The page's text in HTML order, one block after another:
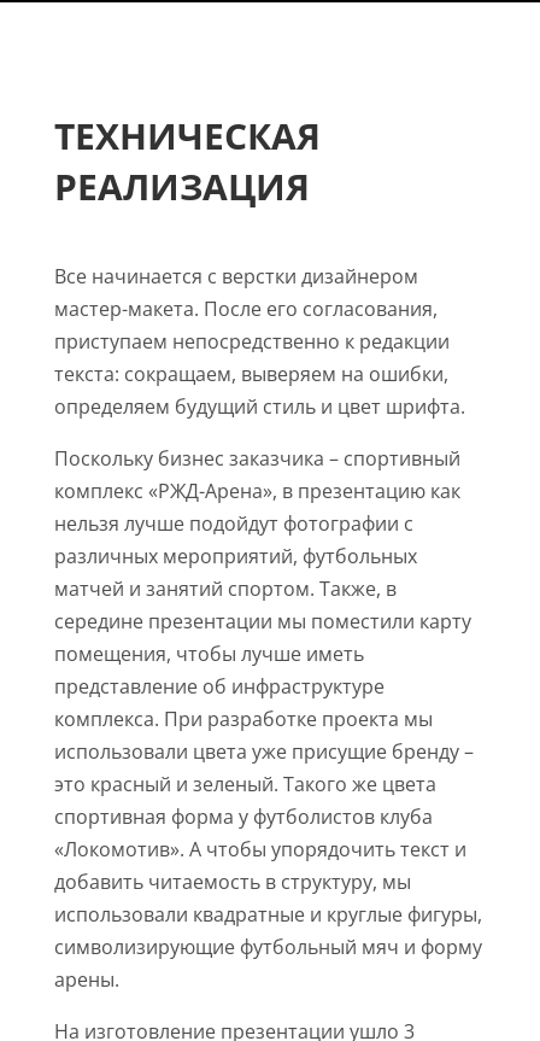
ТЕХНИЧЕСКАЯ
РЕАЛИЗАЦИЯ
Все начинается с верстки дизайнером
мастер-макета. После его согласования,
приступаем непосредственно к редакции
текста: сокращаем, выверяем на ошибки,
определяем будущий стиль и цвет шрифта.
Поскольку бизнес заказчика – спортивный
комплекс «РЖД-Арена», в презентацию как
нельзя лучше подойдут фотографии с
различных мероприятий, футбольных
матчей и занятий спортом. Также, в
середине презентации мы поместили карту
помещения, чтобы лучше иметь
представление об инфраструктуре
комплекса. При разработке проекта мы
использовали цвета уже присущие бренду –
это красный и зеленый. Такого же цвета
спортивная форма у футболистов клуба
«Локомотив». А чтобы упорядочить текст и
добавить читаемость в структуру, мы
использовали квадратные и круглые фигуры,
символизирующие футбольный мяч и форму
арены.
На изготовление презентации ушло 3